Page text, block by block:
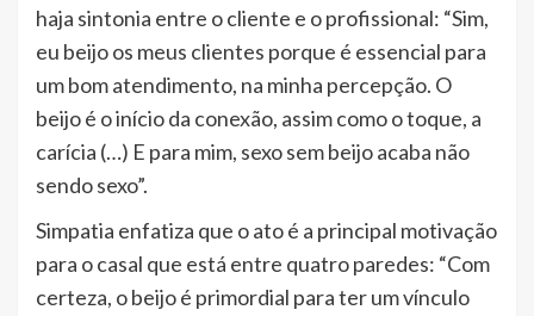
haja sintonia entre o cliente e o profissional: “Sim,
eu beijo os meus clientes porque é essencial para
um bom atendimento, na minha percepção. O
beijo é o início da conexão, assim como o toque, a
carícia (…) E para mim, sexo sem beijo acaba não
sendo sexo”.
Simpatia enfatiza que o ato é a principal motivação
para o casal que está entre quatro paredes: “Com
certeza, o beijo é primordial para ter um vínculo